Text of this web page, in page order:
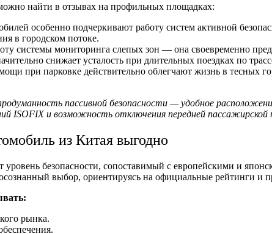
найти в отзывах на профильных площадках:
особенно подчеркивают работу систем активной
в городском потоке.
системы мониторинга слепых зон — она своевременно
снижает усталость при длительных поездках по
при парковке действительно облегчают жизнь в тесных
пассивной безопасности — удобное
ISOFIX и возможность отключения передней пассажирской
из Китая выгодно
безопасности, сопоставимый с европейскими и
выбор, ориентируясь на официальные рейтинги и
рынка.